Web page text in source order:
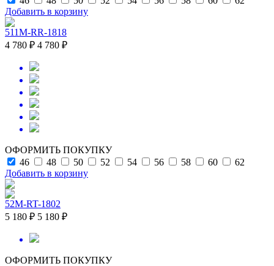
Добавить в корзину
511M-RR-1818
4 780 ₽ 4 780 ₽
ОФОРМИТЬ ПОКУПКУ
46
48 50 52 54 56 58 60
62
Добавить в корзину
52M-RT-1802
5 180 ₽ 5 180 ₽
ОФОРМИТЬ ПОКУПКУ